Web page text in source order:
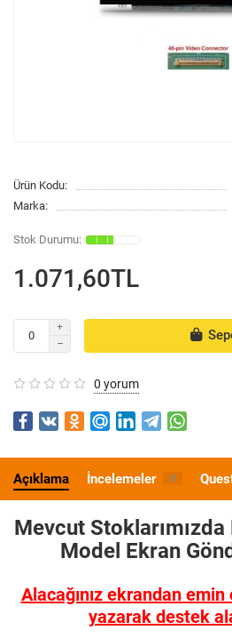
Ürün Kodu:
Marka:
1.071,60TL
0 yorum
Açıklama İncelemeler 0
Mevcut
Model Ekran
Alacağınız ekrandan emin
yazarak destek